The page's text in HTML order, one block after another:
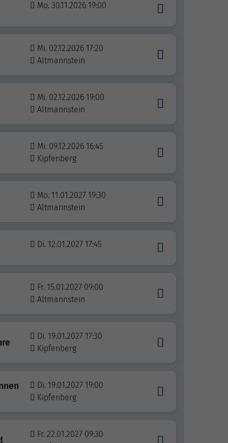
Mo. 30.11.2026 19:00
Mi. 02.12.2026 17:20
Altmannstein
Mi. 02.12.2026 19:00
Altmannstein
Mi. 09.12.2026 16:45
Kipfenberg
Mo. 11.01.2027 19:30
Altmannstein
Di. 12.01.2027 17:45
Fr. 15.01.2027 09:00
Altmannstein
Di. 19.01.2027 17:30
Kipfenberg
Di. 19.01.2027 19:00
Kipfenberg
Fr. 22.01.2027 09:30